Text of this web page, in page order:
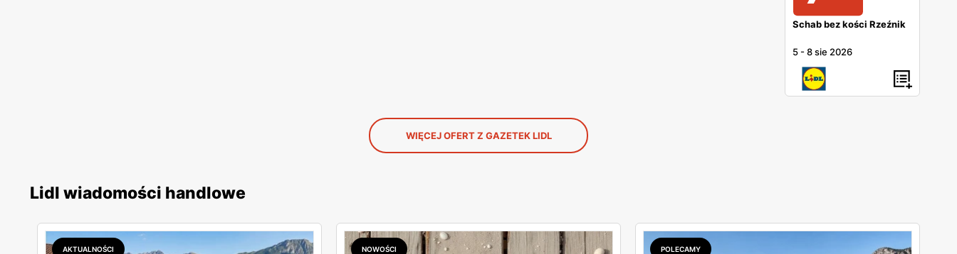
Schab bez kości Rzeźnik
5 -8 sie 2026
WIĘCEJ OFERT Z GAZETEK LIDL
Lidl wiadomości handlowe
AKTUALNOŚCI NOWOŚCI POLECAMY